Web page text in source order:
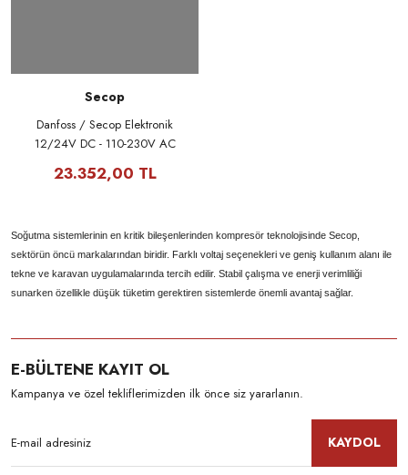
Secop
Danfoss / Secop Elektronik
12/24V DC - 110-230V AC
23.352,00 TL
Soğutma sistemlerinin en kritik bileşenlerinden kompresör teknolojisinde Secop,
sektörün öncü markalarından biridir. Farklı voltaj seçenekleri ve geniş kullanım alanı ile
tekne ve karavan uygulamalarında tercih edilir. Stabil çalışma ve enerji verimliliği
sunarken özellikle düşük tüketim gerektiren sistemlerde önemli avantaj sağlar.
E-BÜLTENE KAYIT OL
Kampanya ve özel tekliflerimizden ilk önce siz yararlanın.
KAYDOL